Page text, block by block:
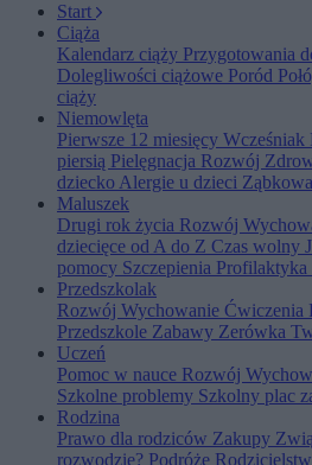
Start
Ciąża
Kalendarz ciąży Przygotowania
Dolegliwości ciążowe Poród
ciąży
Niemowlęta
Pierwsze 12 miesięcy Wcześniak
piersią Pielęgnacja Rozwój
dziecko Alergie u dzieci
Maluszek
Drugi rok życia Rozwój
dziecięce od A do Z Czas wolny
pomocy Szczepienia Profilaktyka
Przedszkolak
Rozwój Wychowanie Ćwiczenia
Przedszkole Zabawy Zerówka
Uczeń
Pomoc w nauce Rozwój
Szkolne problemy Szkolny plac
Rodzina
Prawo dla rodziców Zakupy
rozwodzie? Podróże